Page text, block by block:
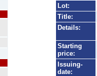
Lot:
Title:
Details:
Starting
price:
Issuing-
date: